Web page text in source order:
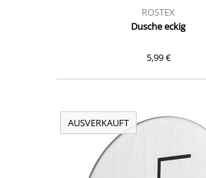
ROSTEX
Dusche eckig
5,99 €
AUSVERKAUFT